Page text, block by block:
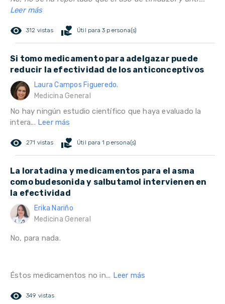
Leer más
remove_red_eye 312 vistas volunteer_activism Útil para 3 persona(s)
Si tomo medicamento para adelgazar puede
reducir la efectividad de los anticonceptivos
Laura Campos Figueredo.
Medicina General
No hay ningún estudio científico que haya evaluado la
intera... Leer más
remove_red_eye 271 vistas volunteer_activism Útil para 1 persona(s)
La loratadina y medicamentos para el asma
como budesonida y salbutamol intervienen en
la efectividad
Erika Nariño
Medicina General
No, para nada.
Éstos medicamentos no in... Leer más
remove_red_eye 349 vistas